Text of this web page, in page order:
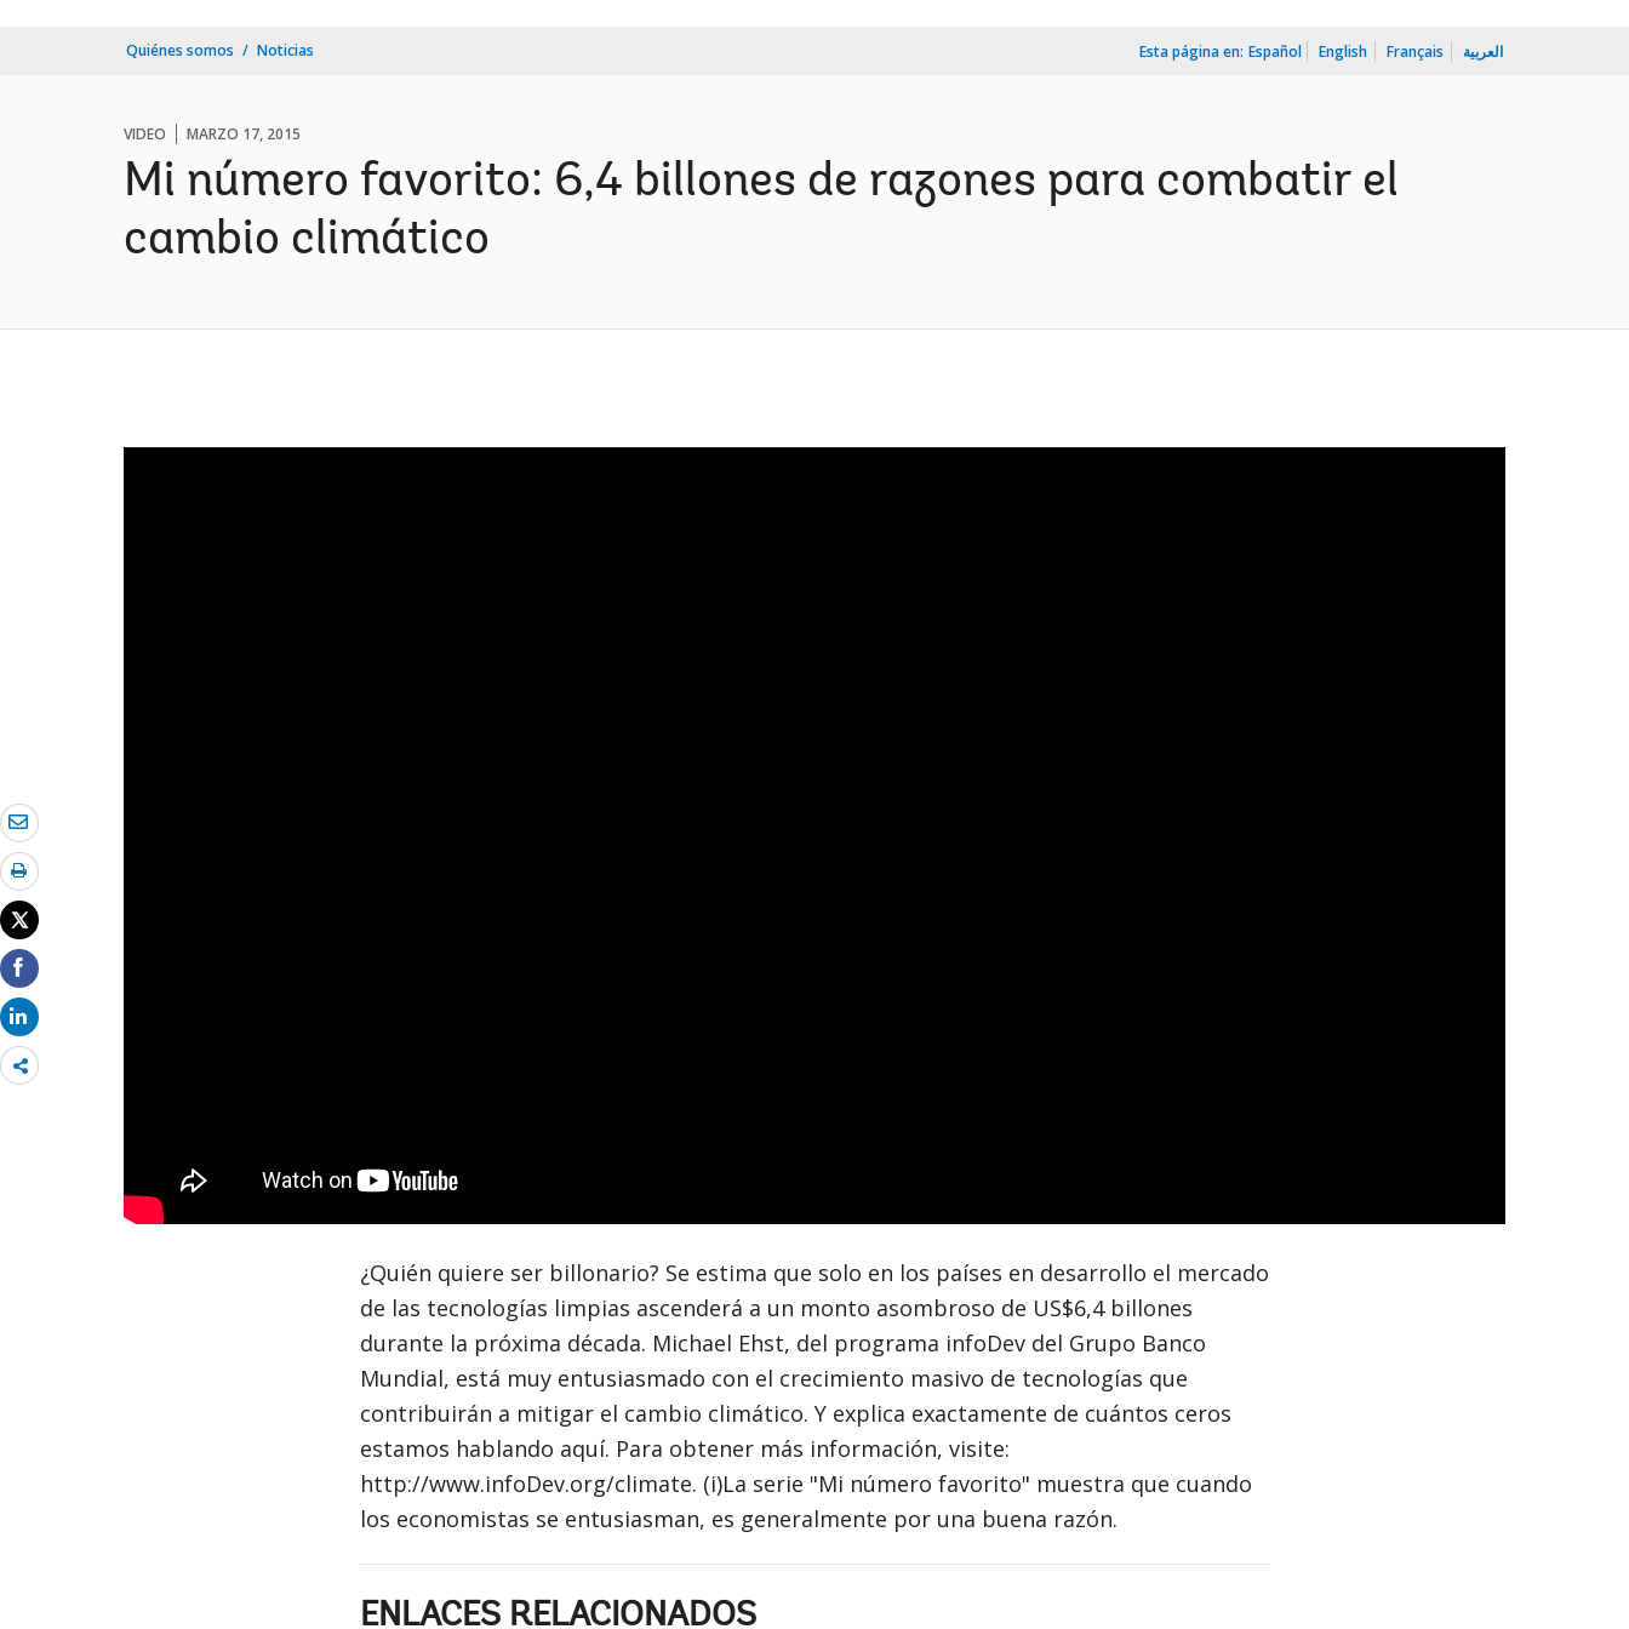
Quiénes somos Noticias Esta página en: Español English Français العربية
VIDEO MARZO 17, 2015
Mi número favorito: 6,4 billones de razones para combatir el
cambio climático
Share
more
¿Quién quiere ser billonario? Se estima que solo en los países en desarrollo el mercado
de las tecnologías limpias ascenderá a un monto asombroso de US$6,4 billones
durante la próxima década. Michael Ehst, del programa infoDev del Grupo Banco
Mundial, está muy entusiasmado con el crecimiento masivo de tecnologías que
contribuirán a mitigar el cambio climático. Y explica exactamente de cuántos ceros
estamos hablando aquí. Para obtener más información, visite:
http://www.infoDev.org/climate. (i)La serie "Mi número favorito" muestra que cuando
los economistas se entusiasman, es generalmente por una buena razón.
ENLACES RELACIONADOS